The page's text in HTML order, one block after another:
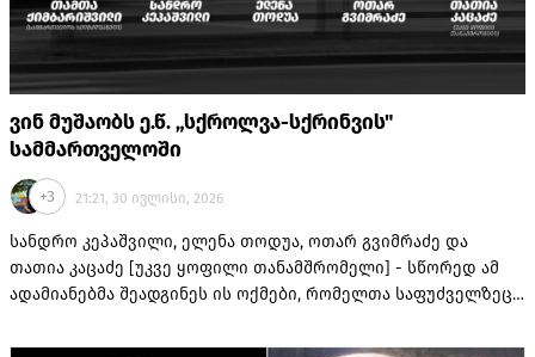
ვინ მუშაობს ე.წ. „სქროლვა-სქრინვის"
სამმართველოში
+3 21:21, 30 ივლისი, 2026
სანდრო კეპაშვილი, ელენა თოდუა, ოთარ გვიმრაძე და
თათია კაცაძე [უკვე ყოფილი თანამშრომელი] - სწორედ ამ
ადამიანებმა შეადგინეს ის ოქმები, რომელთა საფუძველზეც
პოსტებისა თუ კომენტარების გამო აჯარიმებს და